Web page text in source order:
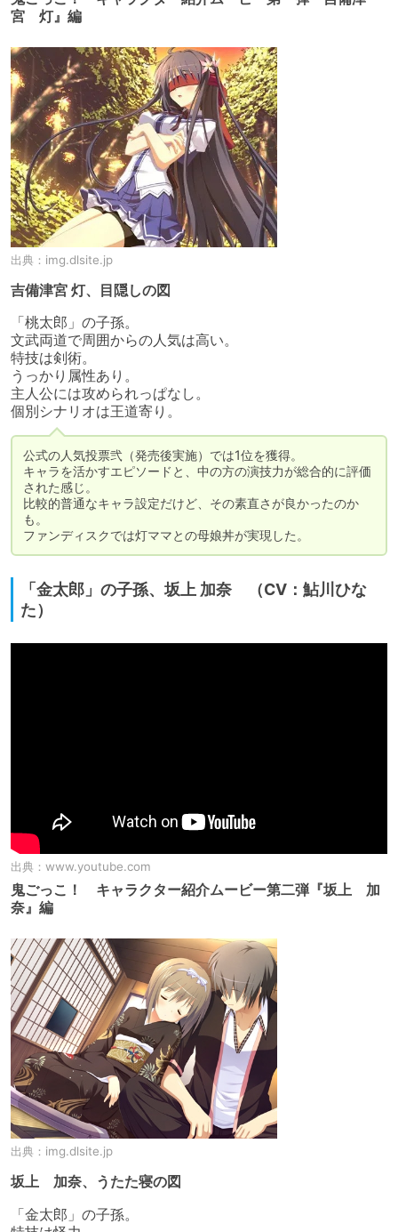
宮 灯』編
出典： img.dlsite.jp
吉備津宮 灯、目隠しの図
「桃太郎」の子孫。
文武両道で周囲からの人気は高い。
特技は剣術。
うっかり属性あり。
主人公には攻められっぱなし。
個別シナリオは王道寄り。
公式の人気投票弐（発売後実施）では1位を獲得。
キャラを活かすエピソードと、中の方の演技力が総合的に評価
された感じ。
比較的普通なキャラ設定だけど、その素直さが良かったのか
も。
ファンディスクでは灯ママとの母娘丼が実現した。
「金太郎」の子孫、坂上 加奈 （CV：鮎川ひな
た）
出典： www.youtube.com
鬼ごっこ！ キャラクター紹介ムービー第二弾『坂上 加
奈』編
出典： img.dlsite.jp
坂上 加奈、うたた寝の図
「金太郎」の子孫。